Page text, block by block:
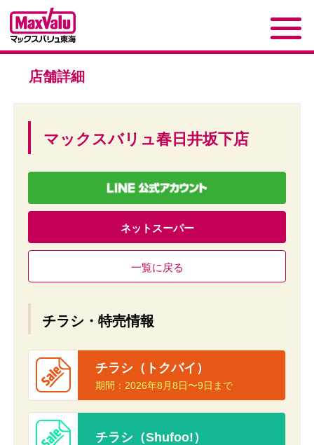
店舗詳細
マックスバリュ春日井坂下店
ネットスーパー
一覧に戻る
チラシ・特売情報
チラシ（トクバイ）
期間： 2026年8月8日〜9日まで
チラシ（Shufoo!）